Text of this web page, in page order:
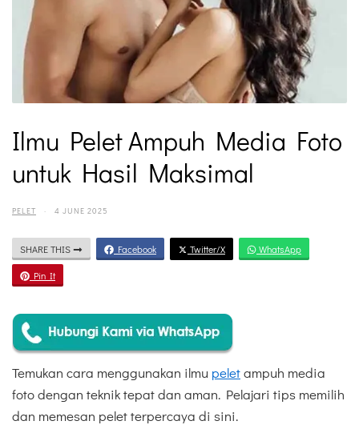
Ilmu Pelet Ampuh Media Foto
untuk Hasil Maksimal
PELET · 4 JUNE 2025
SHARE THIS Facebook Twitter/X WhatsApp
Pin It
Temukan cara menggunakan ilmu peletampuh media
foto dengan teknik tepat dan aman. Pelajari tips memilih
dan memesan pelet terpercaya di sini.